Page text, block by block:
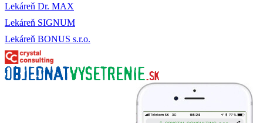
Lekáreň Dr. MAX
Lekáreň SIGNUM
Lekáreň BONUS s.r.o.